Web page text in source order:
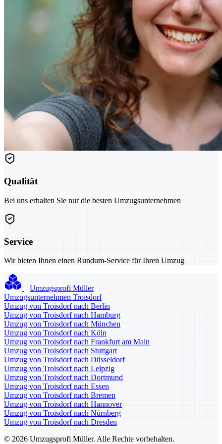
Qualität
Bei uns erhalten Sie nur die besten Umzugsunternehmen
Service
Wir bieten Ihnen einen Rundum-Service für Ihren Umzug
Umzugsprofi Müller
Umzugsunternehmen Troisdorf
Umzug von Troisdorf nach Berlin
Umzug von Troisdorf nach Hamburg
Umzug von Troisdorf nach München
Umzug von Troisdorf nach Köln
Umzug von Troisdorf nach Frankfurt am Main
Umzug von Troisdorf nach Stuttgart
Umzug von Troisdorf nach Düsseldorf
Umzug von Troisdorf nach Leipzig
Umzug von Troisdorf nach Dortmund
Umzug von Troisdorf nach Essen
Umzug von Troisdorf nach Bremen
Umzug von Troisdorf nach Hannover
Umzug von Troisdorf nach Nürnberg
Umzug von Troisdorf nach Dresden
© 2026 Umzugsprofi Müller. Alle Rechte vorbehalten.